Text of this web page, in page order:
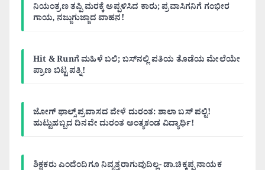
ನಿಯಂತ್ರಣ ತಪ್ಪಿ ಮರಕ್ಕೆ ಅಪ್ಪಳಿಸಿದ ಕಾರು; ಪ್ರವಾಸಿಗನಿಗೆ ಗಂಭೀರ
ಗಾಯ, ನಜ್ಜುಗುಜ್ಜಾದ ವಾಹನ!
Hit & Runಗೆ ಮಹಿಳೆ ಬಲಿ; ಬಸ್‌ನಲ್ಲಿ ಪತಿಯ ತೊಡೆಯ ಮೇಲೆಯೇ
ಪ್ರಾಣ ಬಿಟ್ಟ ಪತ್ನಿ!
ಜೋಗ್ ಫಾಲ್ಸ್ ಪ್ರವಾಸದ ವೇಳೆ ದುರಂತ: ಶಾಲಾ ಬಸ್ ಪಲ್ಟಿ!
ಹುಟ್ಟುಹಬ್ಬದ ದಿನವೇ ದುರಂತ ಅಂತ್ಯಕಂಡ ವಿದ್ಯಾರ್ಥಿ!
ಶಿಕ್ಷಕರು ಎಂದೆಂದಿಗೂ ನಿವೃತ್ತರಾಗುವುದಿಲ್ಲ- ಡಾ.ಚಿಕ್ಕಪ್ಪ ನಾಯಕ